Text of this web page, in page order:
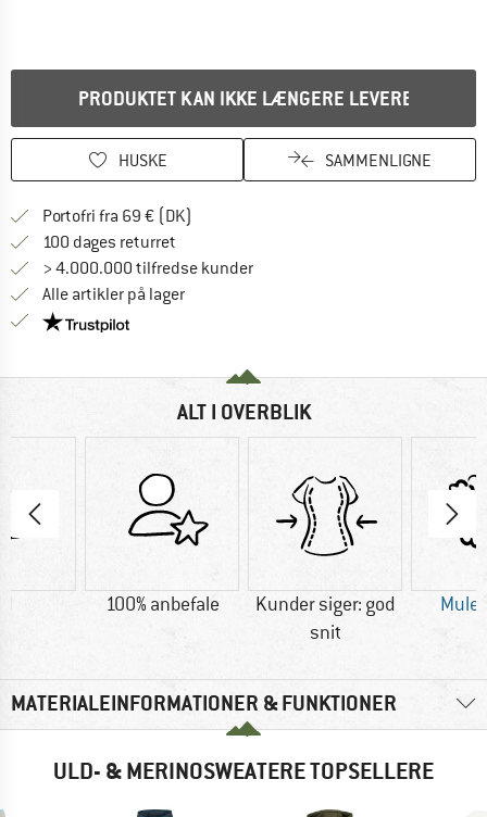
PRODUKTET KAN IKKE LÆNGERE LEVERES
HUSKE SAMMENLIGNE
Portofri fra 69 € (DK)
100 dages returret
> 4.000.000 tilfredse kunder
Alle artikler på lager
Vi er Trustpilot-certificeret - oplysningerne får du
ALT I OVERBLIK
100% anbefale
Kunder siger: god
snit
MATERIALEINFORMATIONER & FUNKTIONER
ULD- & MERINOSWEATERE TOPSELLERE